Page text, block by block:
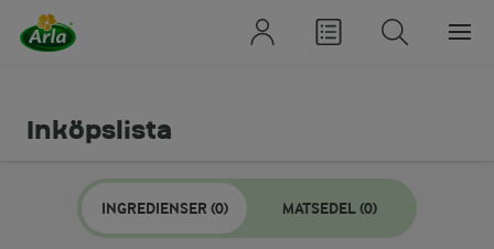
Inköpslista
INGREDIENSER (0) MATSEDEL (0)